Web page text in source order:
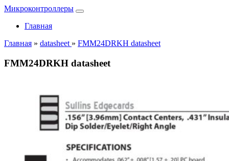
Микроконтроллеры
Главная
Главная » datasheet » FMM24DRKH datasheet
FMM24DRKH datasheet